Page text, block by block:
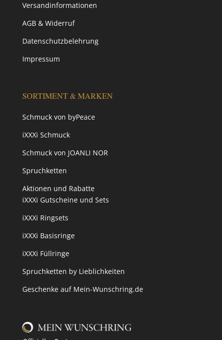
Versandinformationen
AGB & Widerruf
Datenschutzbelehrung
Impressum
SORTIMENT & MARKEN
Schmuck von byPeace
iXXXi Schmuck
Schmuck von JOANLI NOR
Spruchketten
Aktionen und Rabatte
iXXXi Gutscheine und Sets
iXXXi Ringsets
iXXXi Basisringe
iXXXi Füllringe
Spruchketten by Lieblichkeiten
Geschenke auf Mein-Wunschring.de